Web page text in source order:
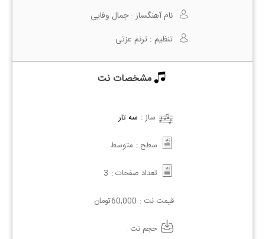
نام آهنگساز :جمال وفایی
تنظیم : ترنم عزتی
مشخصات نت
ساز : سه تار
سطح : متوسط
تعداد صفحات : 3
قیمت نت : 60,000تومان
حجم نت :